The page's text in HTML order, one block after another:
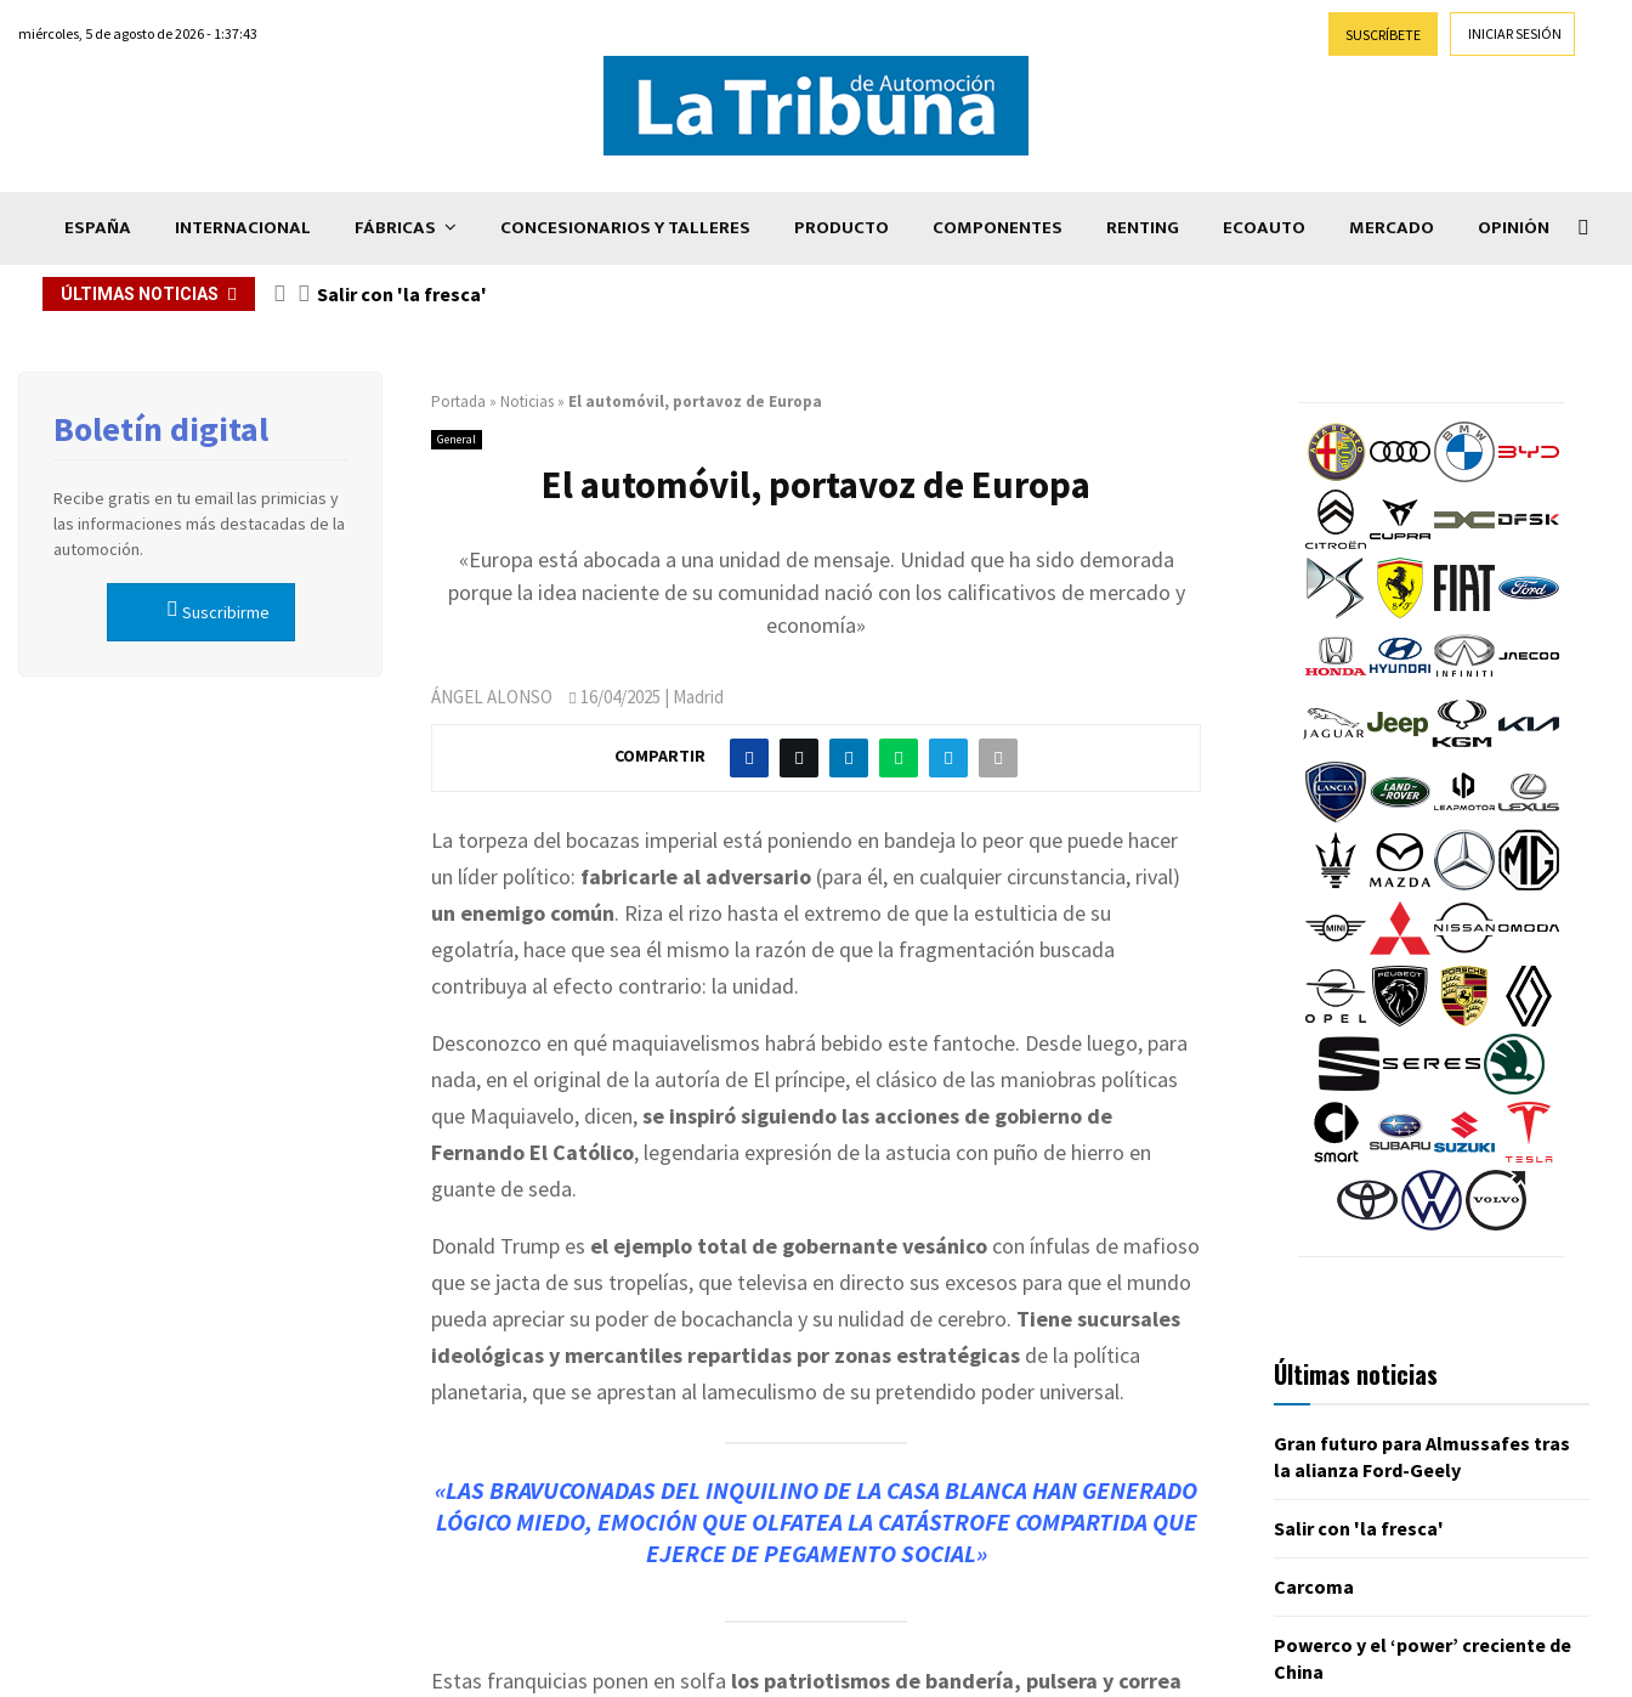
miércoles, 5 de agosto de 2026 - 1:37:43 SUSCRÍBETE INICIAR SESIÓN
ESPAÑA INTERNACIONAL FÁBRICAS CONCESIONARIOS Y TALLERES PRODUCTO COMPONENTES RENTING ECOAUTO MERCADO OPINIÓN
ÚLTIMAS NOTICIAS Salir con 'la fresca'
Portada » Noticias » El automóvil, portavoz de Europa
General
El automóvil, portavoz de Europa
«Europa está abocada a una unidad de mensaje. Unidad que ha sido demorada
porque la idea naciente de su comunidad nació con los calificativos de mercado y
economía»
ÁNGEL ALONSO 16/04/2025 | Madrid
COMPARTIR
La torpeza del bocazas imperial está poniendo en bandeja lo peor que puede hacer
un líder político: fabricarle al adversario (para él, en cualquier circunstancia, rival)
un enemigo común. Riza el rizo hasta el extremo de que la estulticia de su
egolatría, hace que sea él mismo la razón de que la fragmentación buscada
contribuya al efecto contrario: la unidad.
Desconozco en qué maquiavelismos habrá bebido este fantoche. Desde luego, para
nada, en el original de la autoría de El príncipe, el clásico de las maniobras políticas
que Maquiavelo, dicen,se inspiró siguiendo las acciones de gobierno de
Fernando El Católico, legendaria expresión de la astucia con puño de hierro en
guante de seda.
Donald Trump es el ejemplo total de gobernante vesánico con ínfulas de mafioso
que se jacta de sus tropelías, que televisa en directo sus excesos para que el mundo
pueda apreciar su poder de bocachancla y su nulidad de cerebro. Tiene sucursales
ideológicas y mercantiles repartidas por zonas estratégicas de la política
planetaria, que se aprestan al lameculismo de su pretendido poder universal.
«LAS BRAVUCONADAS DEL INQUILINO DE LA CASA BLANCA HAN GENERADO
LÓGICO MIEDO, EMOCIÓN QUE OLFATEA LA CATÁSTROFE COMPARTIDA QUE
EJERCE DE PEGAMENTO SOCIAL»
Estas franquicias ponen en solfa los patriotismos de bandería, pulsera y correa
Boletín digital
Recibe gratis en tu email las primicias y
las informaciones más destacadas de la
automoción.
Suscribirme
Últimas noticias
Gran futuro para Almussafes tras
la alianza Ford-Geely
Salir con 'la fresca'
Carcoma
Powerco y el ‘power’ creciente de
China